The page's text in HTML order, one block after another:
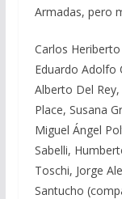
Armadas, pero
Carlos
Eduardo Adolfo
Alberto Del
Place, Susana
Miguel Ángel
Sabelli,
Toschi, Jorge
Santucho